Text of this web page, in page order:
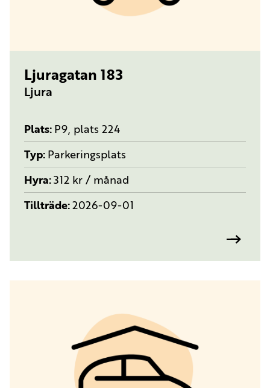
Ljuragatan 183
Ljura
Plats P9, plats 224
Typ Parkeringsplats
Hyra 312 kr / månad
Tillträde 2026-09-01